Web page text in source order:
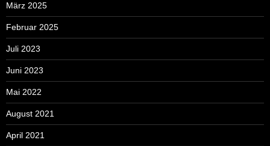
März 2025
Februar 2025
Juli 2023
Juni 2023
Mai 2022
August 2021
April 2021